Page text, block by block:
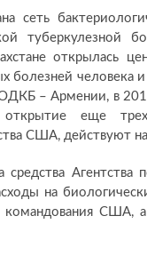
сеть
туберкулезной
открылась
болезней человека
– Армении, в
еще трех
США, действуют
средства
на
США,